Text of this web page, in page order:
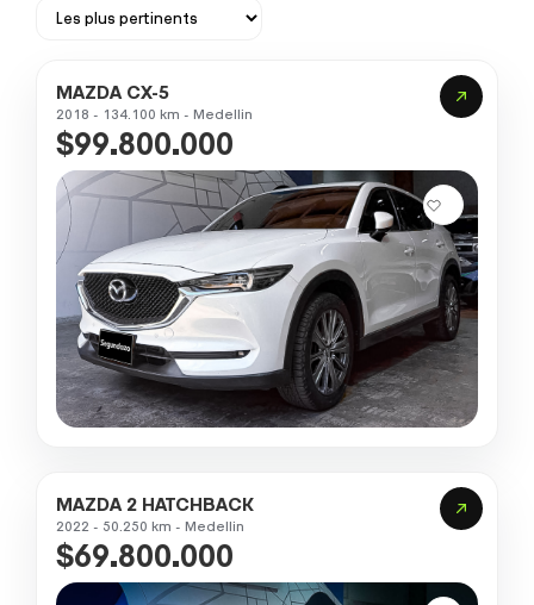
MAZDA CX-5
2018 - 134.100 km - Medellin
$99.800.000
MAZDA 2 HATCHBACK
2022 - 50.250 km - Medellin
$69.800.000